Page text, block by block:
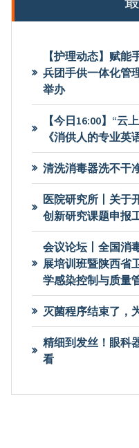
【护理动态】赋
兵团手供一体化管
举办
【今日16:00】“云
《消供人的专业英
清洗消毒器洗不干
医院研究所丨关于
创新研究课题申报
会议论坛丨全国消
展培训班暨陕西省
学感染控制与质量
灭菌程序结束了，
精细到发丝！眼科
看